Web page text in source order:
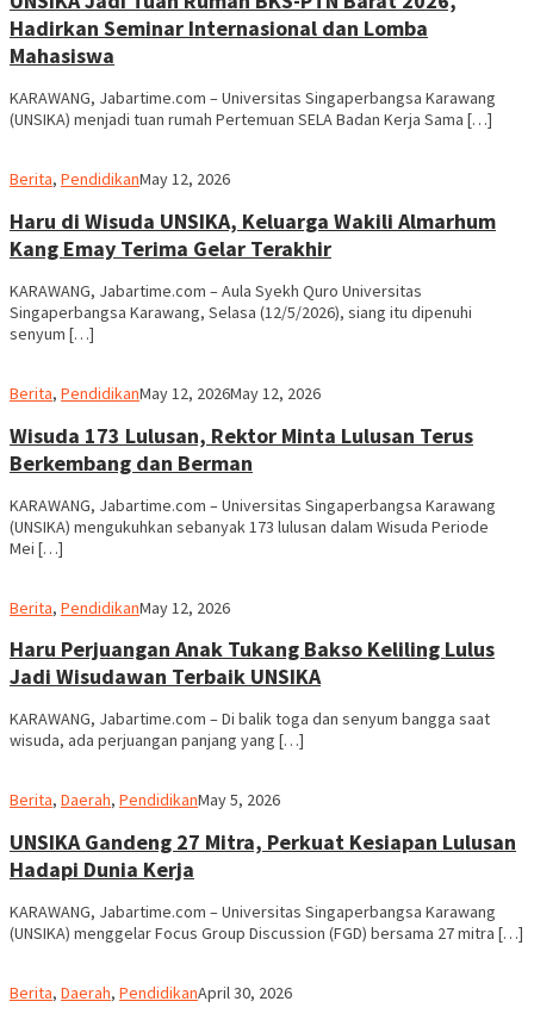
Hadirkan Seminar Internasional dan Lomba
Mahasiswa
KARAWANG, Jabartime.com – Universitas Singaperbangsa Karawang
(UNSIKA) menjadi tuan rumah Pertemuan SELA Badan Kerja Sama […]
Berita, Pendidikanadmin
May 12, 2026
Haru di Wisuda UNSIKA, Keluarga Wakili Almarhum
Kang Emay Terima Gelar Terakhir
KARAWANG, Jabartime.com – Aula Syekh Quro Universitas
Singaperbangsa Karawang, Selasa (12/5/2026), siang itu dipenuhi
senyum […]
Berita, Pendidikanadmin
May 12, 2026May 12, 2026
Wisuda 173 Lulusan, Rektor Minta Lulusan Terus
Berkembang dan Berman
KARAWANG, Jabartime.com – Universitas Singaperbangsa Karawang
(UNSIKA) mengukuhkan sebanyak 173 lulusan dalam Wisuda Periode
Mei […]
Berita, Pendidikanadmin
May 12, 2026
Haru Perjuangan Anak Tukang Bakso Keliling Lulus
Jadi Wisudawan Terbaik UNSIKA
KARAWANG, Jabartime.com – Di balik toga dan senyum bangga saat
wisuda, ada perjuangan panjang yang […]
Berita, Daerah, Pendidikanadmin
May 5, 2026
UNSIKA Gandeng 27 Mitra, Perkuat Kesiapan Lulusan
Hadapi Dunia Kerja
KARAWANG, Jabartime.com – Universitas Singaperbangsa Karawang
(UNSIKA) menggelar Focus Group Discussion (FGD) bersama 27 mitra […]
Berita, Daerah, Pendidikanadmin
April 30, 2026